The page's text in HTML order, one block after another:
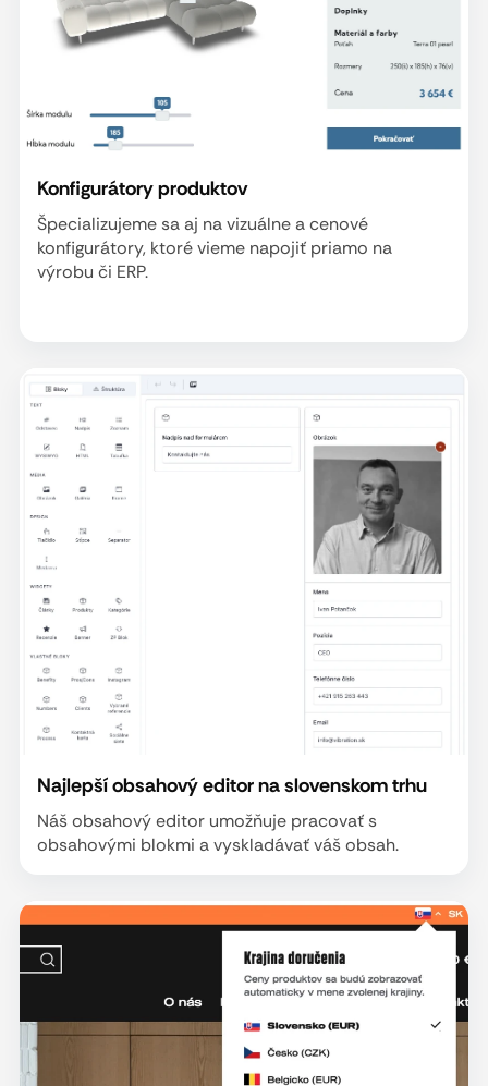
Konfigurátory produktov
Špecializujeme sa aj na vizuálne a cenové
konfigurátory, ktoré vieme napojiť priamo na
výrobu či ERP.
Najlepší obsahový editor na slovenskom trhu
Náš obsahový editor umožňuje pracovať s
obsahovými blokmi a vyskladávať váš obsah.